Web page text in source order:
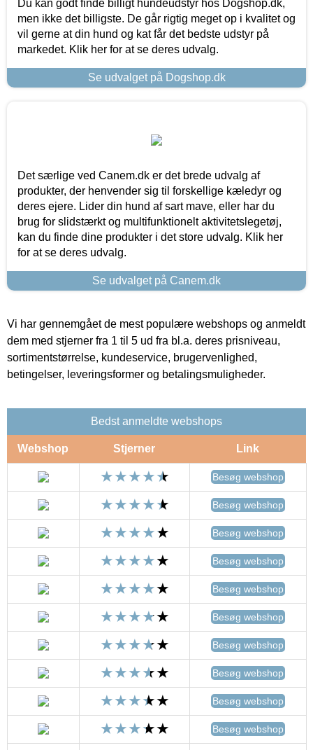
Du kan godt finde billigt hundeudstyr hos Dogshop.dk,
men ikke det billigste. De går rigtig meget op i kvalitet og
vil gerne at din hund og kat får det bedste udstyr på
markedet. Klik her for at se deres udvalg.
Se udvalget på Dogshop.dk
Det særlige ved Canem.dk er det brede udvalg af
produkter, der henvender sig til forskellige kæledyr og
deres ejere. Lider din hund af sart mave, eller har du
brug for slidstærkt og multifunktionelt aktivitetslegetøj,
kan du finde dine produkter i det store udvalg. Klik her
for at se deres udvalg.
Se udvalget på Canem.dk
Vi har gennemgået de mest populære webshops og anmeldt
dem med stjerner fra 1 til 5 ud fra bl.a. deres prisniveau,
sortimentstørrelse, kundeservice, brugervenlighed,
betingelser, leveringsformer og betalingsmuligheder.
Bedst anmeldte webshops
Webshop Stjerner Link
Besøg webshop
Besøg webshop
Besøg webshop
Besøg webshop
Besøg webshop
Besøg webshop
Besøg webshop
Besøg webshop
Besøg webshop
Besøg webshop